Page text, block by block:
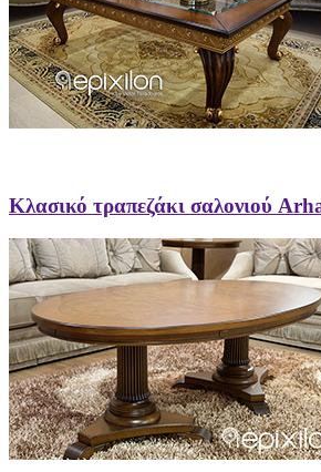
Κλασικό τραπεζάκι σαλονιού